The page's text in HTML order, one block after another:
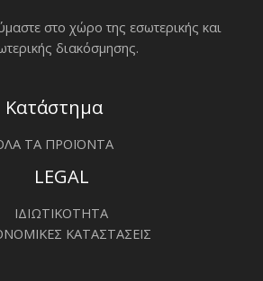
στο χώρο της εσωτερικής και
διακόσμησης.
Κατάστημα
ΤΑ ΠΡΟΪΟΝΤΑ
LEGAL
ΙΔΙΩΤΙΚΟΤΗΤΑ
ΚΑΤΑΣΤΑΣΕΙΣ